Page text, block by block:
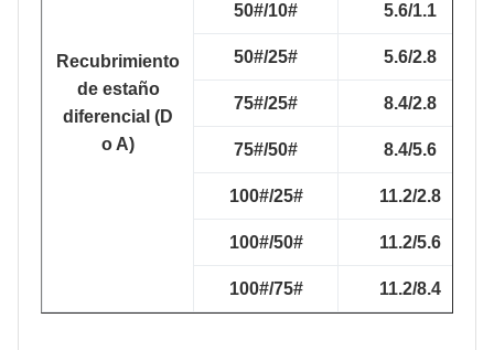
Recubrimiento
de estaño
diferencial (D
o A)
50#/10# 5.6/1.1
50#/25# 5.6/2.8
75#/25# 8.4/2.8
75#/50# 8.4/5.6
100#/25# 11.2/2.8
100#/50# 11.2/5.6
100#/75# 11.2/8.4